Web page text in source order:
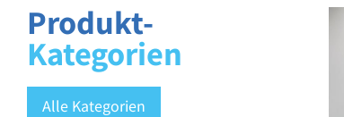
Produkt-
Kategorien
Alle Kategorien